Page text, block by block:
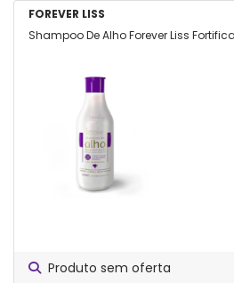
FOREVER LISS
Shampoo De Alho Forever Liss
Produto sem oferta